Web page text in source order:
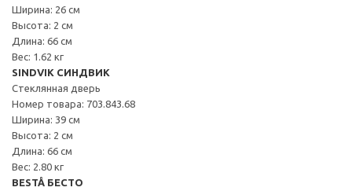
Ширина: 26 см
Высота: 2 см
Длина: 66 см
Вес: 1.62 кг
SINDVIK СИНДВИК
Стеклянная дверь
Номер товара: 703.843.68
Ширина: 39 см
Высота: 2 см
Длина: 66 см
Вес: 2.80 кг
BESTÅ БЕСТО